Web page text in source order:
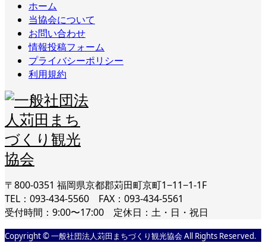
ホーム
当協会について
お問い合わせ
情報投稿フォーム
プライバシーポリシー
利用規約
〒800-0351 福岡県京都郡苅田町京町1−11−1-1F
TEL：093-434-5560 FAX：093-434-5561
受付時間：9:00〜17:00 定休日：土・日・祝日
Copyright © 一般社団法人苅田まちづくり観光協会 All Rights Reserved.